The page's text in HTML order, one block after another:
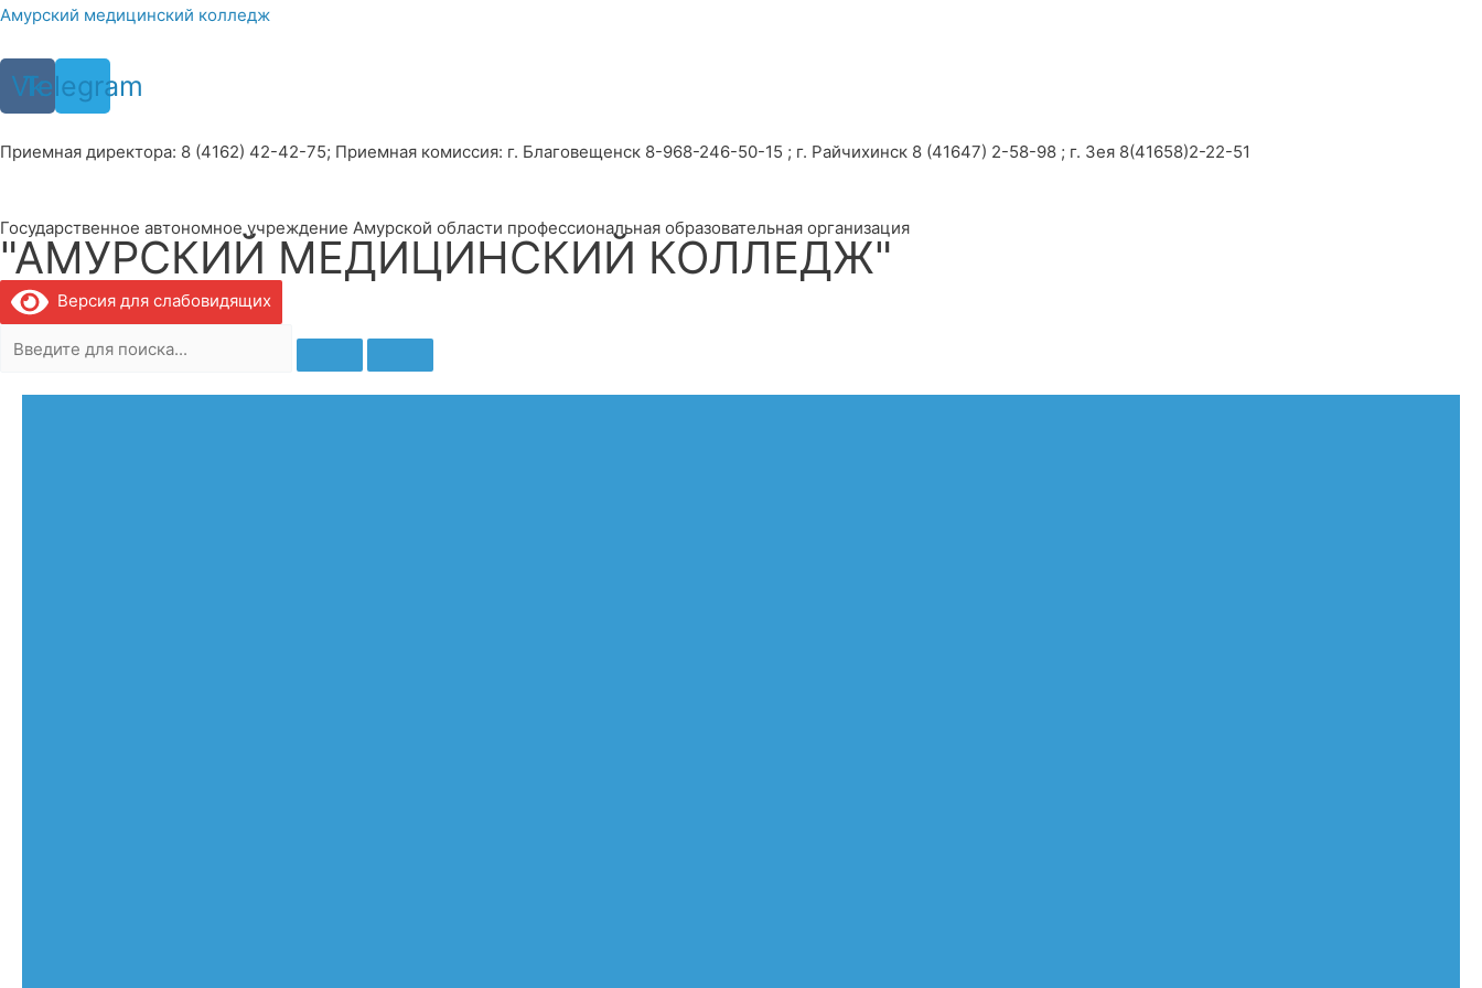
Перейти
содержимому
Амурский медицинский колледж
Vk
Telegram
Приемная директора: 8 (4162) 42-42-75; Приемная комиссия: г. Благовещенск 8-968-246-50-15 ; г. Райчихинск 8 (41647) 2-58-98 ; г. Зея 8(41658)2-22-51
Государственное автономное учреждение Амурской области профессиональная образовательная организация
"АМУРСКИЙ МЕДИЦИНСКИЙ КОЛЛЕДЖ"
Версия для слабовидящих